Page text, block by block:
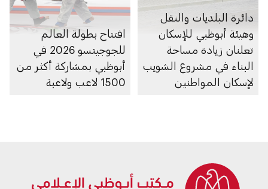
دائرة البلديات والنقل
وهيئة أبوظبي للإسكان
تعلنان زيادة مساحة
البناء في مشروع الشويب
لإسكان المواطنين
افتتاح بطولة العالم
للجوجيتسو 2026 في
أبوظبي بمشاركة أكثر من
1500 لاعب ولاعبة